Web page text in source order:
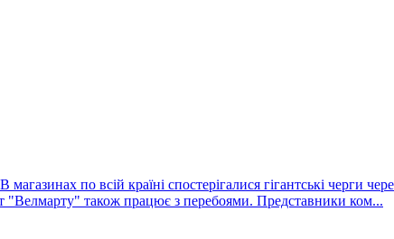
по всій країні спостерігалися гігантські черги
"Велмарту" також працює з перебоями. Представники ком...